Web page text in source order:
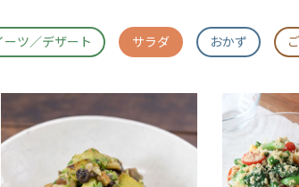
ーツ／デザート サラダ おかず